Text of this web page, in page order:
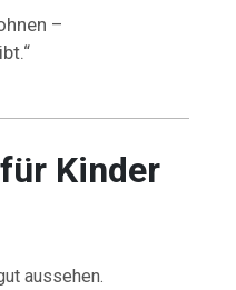
–
Kinder
aussehen.